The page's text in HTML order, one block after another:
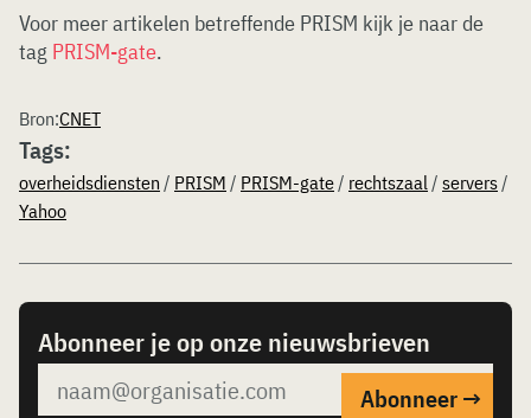
Voor meer artikelen betreffende PRISM kijk je naar de
tag PRISM-gate.
Bron:CNET
Tags:
overheidsdiensten / PRISM / PRISM-gate/ rechtszaal/ servers/
Yahoo
Abonneer je op onze nieuwsbrieven